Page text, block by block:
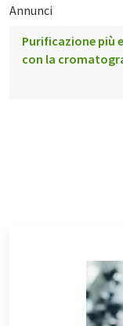
Annunci
Purificazione più
con la